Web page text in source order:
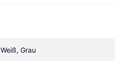
Weiß, Grau